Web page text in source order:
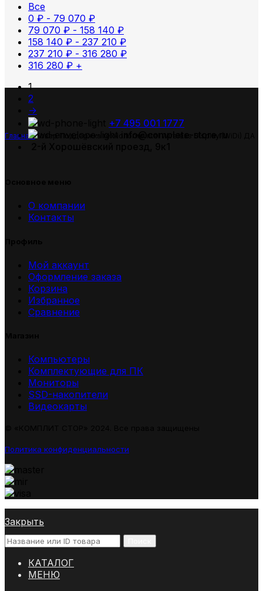
Все
0 ₽ - 79 070 ₽
79 070 ₽ - 158 140 ₽
158 140 ₽ - 237 210 ₽
237 210 ₽ - 316 280 ₽
316 280 ₽ +
1
2
→
ГлавнаяТовар Поддержка технологии Intel Wireless Display (WiDi)
+7 495 001 1777
О компании
Контакты
Мой аккаунт
Оформление заказа
Корзина
Избранное
Сравнение
Компьютеры
Комплектующие для ПК
Мониторы
SSD-накопители
Видеокарты
Политика конфиденциальности
Закрыть
КАТАЛОГ
МЕНЮ